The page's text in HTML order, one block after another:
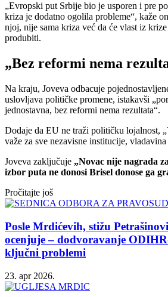
„Evropski put Srbije bio je usporen i pre
kriza je dodatno ogolila probleme“, kaže
njoj, nije sama kriza već da će vlast iz
produbiti.
„Bez reformi nema
Na kraju, Joveva odbacuje
uslovljava političke promene, istakavši
jednostavna, bez reformi nema rezultata“.
Dodaje da EU ne traži političku lojalnost,
važe za sve nezavisne institucije,
Joveva zaključuje „Novac nije nagrada
izbor puta ne donosi Brisel donose ga
Pročitajte još
Posle Mrdićevih, stižu
ocenjuje – dodvoravanje
ključni problemi
23. apr 2026.